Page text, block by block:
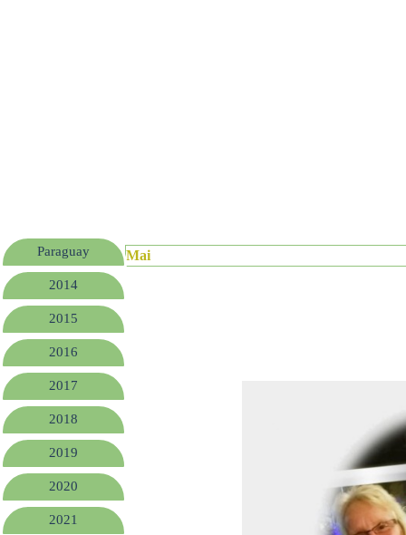
Paraguay
2014
2015
2016
2017
2018
2019
2020
2021
Mai